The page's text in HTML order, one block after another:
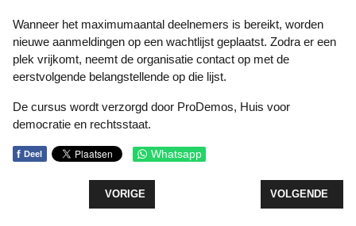
Wanneer het maximumaantal deelnemers is bereikt, worden
nieuwe aanmeldingen op een wachtlijst geplaatst. Zodra er een
plek vrijkomt, neemt de organisatie contact op met de
eerstvolgende belangstellende op die lijst.
De cursus wordt verzorgd door ProDemos, Huis voor
democratie en rechtsstaat.
f Deel Whatsapp
VORIG ARTIKEL: VRIJWILLIGERSORGANISATIES
VORIGE VOLGENDE
VOLGENDE